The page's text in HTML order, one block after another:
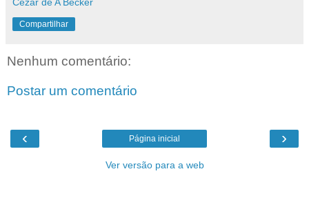
Compartilhar
Nenhum comentário:
Postar um comentário
‹ ›
Página inicial
Ver versão para a web